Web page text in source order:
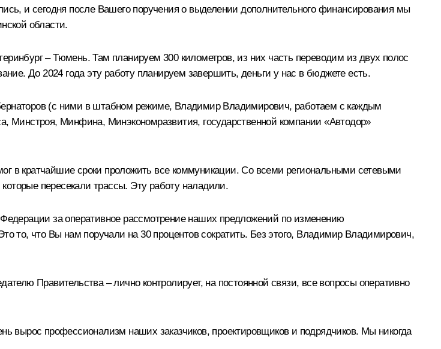
и сегодня после Вашего поручения о выделении дополнительного финансирования мы
области.
– Тюмень. Там планируем 300 километров, из них часть переводим из двух полос
До 2024 года эту работу планируем завершить, деньги у нас в бюджете есть.
(с ними в штабном режиме, Владимир Владимирович, работаем с каждым
Минстроя, Минфина, Минэкономразвития, государственной компании «Автодор»
в кратчайшие сроки проложить все коммуникации. Со всеми региональными сетевыми
пересекали трассы. Эту работу наладили.
за оперативное рассмотрение наших предложений по изменению
то, что Вы нам поручали на 30 процентов сократить. Без этого, Владимир Владимирович,
Правительства – лично контролирует, на постоянной связи, все вопросы оперативно
вырос профессионализм наших заказчиков, проектировщиков и подрядчиков. Мы никогда